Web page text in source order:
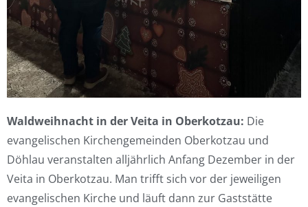
Waldweihnacht in der Veita in Oberkotzau: Die
evangelischen Kirchengemeinden Oberkotzau und
Döhlau veranstalten alljährlich Anfang Dezember in der
Veita in Oberkotzau. Man trifft sich vor der jeweiligen
evangelischen Kirche und läuft dann zur Gaststätte